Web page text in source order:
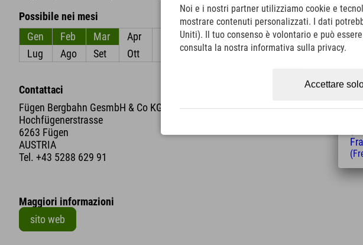
Possibile nei mesi
Gen
Feb Mar Apr
Giu
Lug
Ago Set Ott Dic
Contattaci
Fügen Bergbahn GesmbH & Co KG
Hochfügenerstrasse
6263 Fügen
AUSTRIA
Tel. +43 5288 629 91
Maggiori informazioni
sito web
Noi e i nostri partner utilizziamo cookie e
mostrare contenuti personalizzati. I dati
Uniti). Il tuo consenso è volontario e può
consulta la nostra informativa sulla privacy.
Accettare